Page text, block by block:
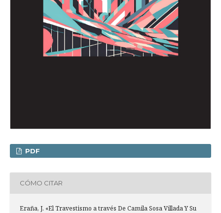
PDF
CÓMO CITAR
Eraña, J. «El Travestismo a través De Camila Sosa Villada Y Su